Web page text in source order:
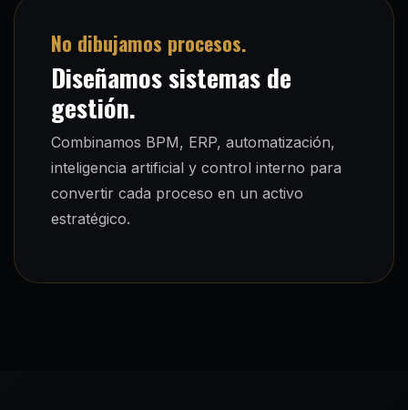
No dibujamos procesos.
Diseñamos sistemas de
gestión.
Combinamos BPM, ERP, automatización,
inteligencia artificial y control interno para
convertir cada proceso en un activo
estratégico.